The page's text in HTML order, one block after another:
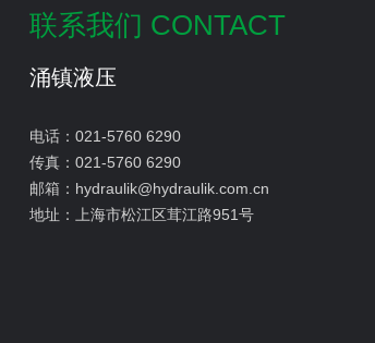
联系我们 CONTACT
涌镇液压
电话： 021-5760 6290
传真： 021-5760 6290
邮箱： hydraulik@hydraulik.com.cn
地址：
上海市松江区茸江路951号